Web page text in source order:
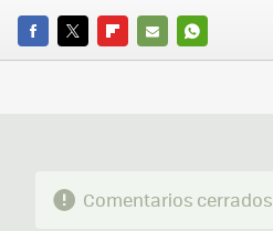
FACEBOOK
TWITTERFLIPBOARD
E-
WHATSAPP
Comentarios cerrados